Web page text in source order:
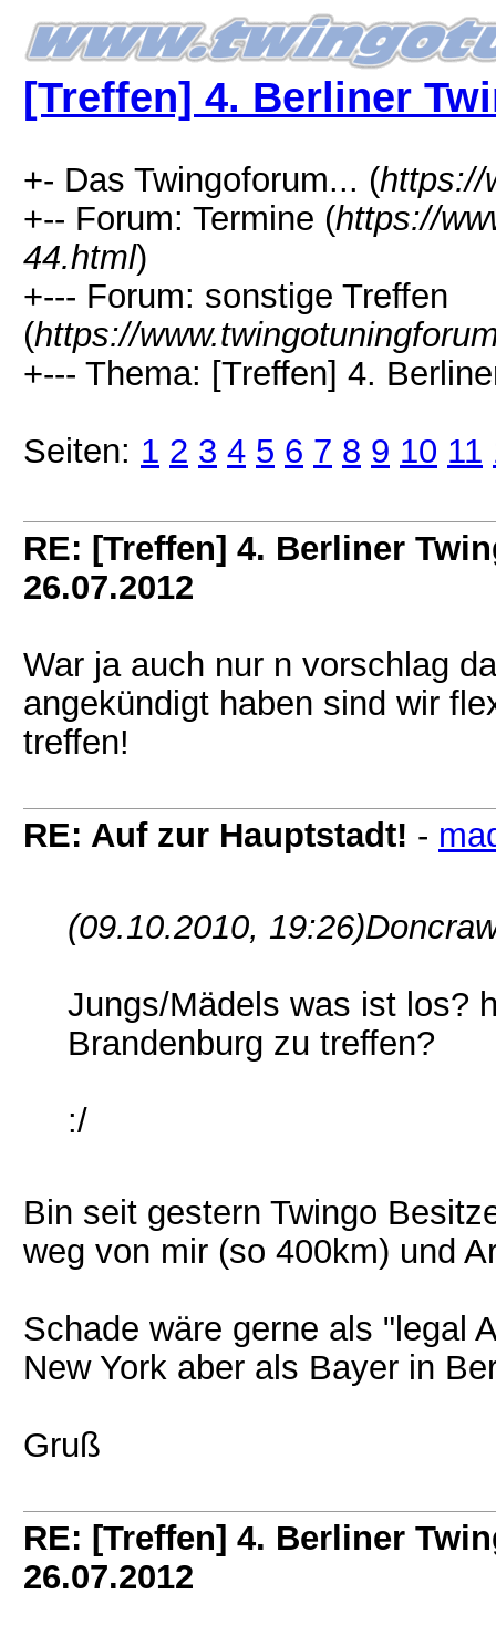
[Treffen] 4. Berliner
+- Das Twingoforum... (https://
+-- Forum: Termine (https://
44.html)
+--- Forum: sonstige Treffen
(https://
+--- Thema: [Treffen] 4.
Seiten: 1 2 3 4 5 6 7 8 9 10 11
RE: [Treffen] 4. Berliner
26.07.2012
War ja auch nur n vorschlag
angekündigt haben sind wir
treffen!
RE: Auf zur Hauptstadt! -
(09.10.2010, 19:26)
Jungs/Mädels was ist los?
Brandenburg zu treffen?
:/
Bin seit gestern Twingo
weg von mir (so 400km) und
Schade wäre gerne als "legal
New York aber als Bayer in
Gruß
RE: [Treffen] 4. Berliner
26.07.2012